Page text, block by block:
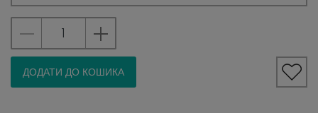
ДОДАТИ ДО КОШИКА